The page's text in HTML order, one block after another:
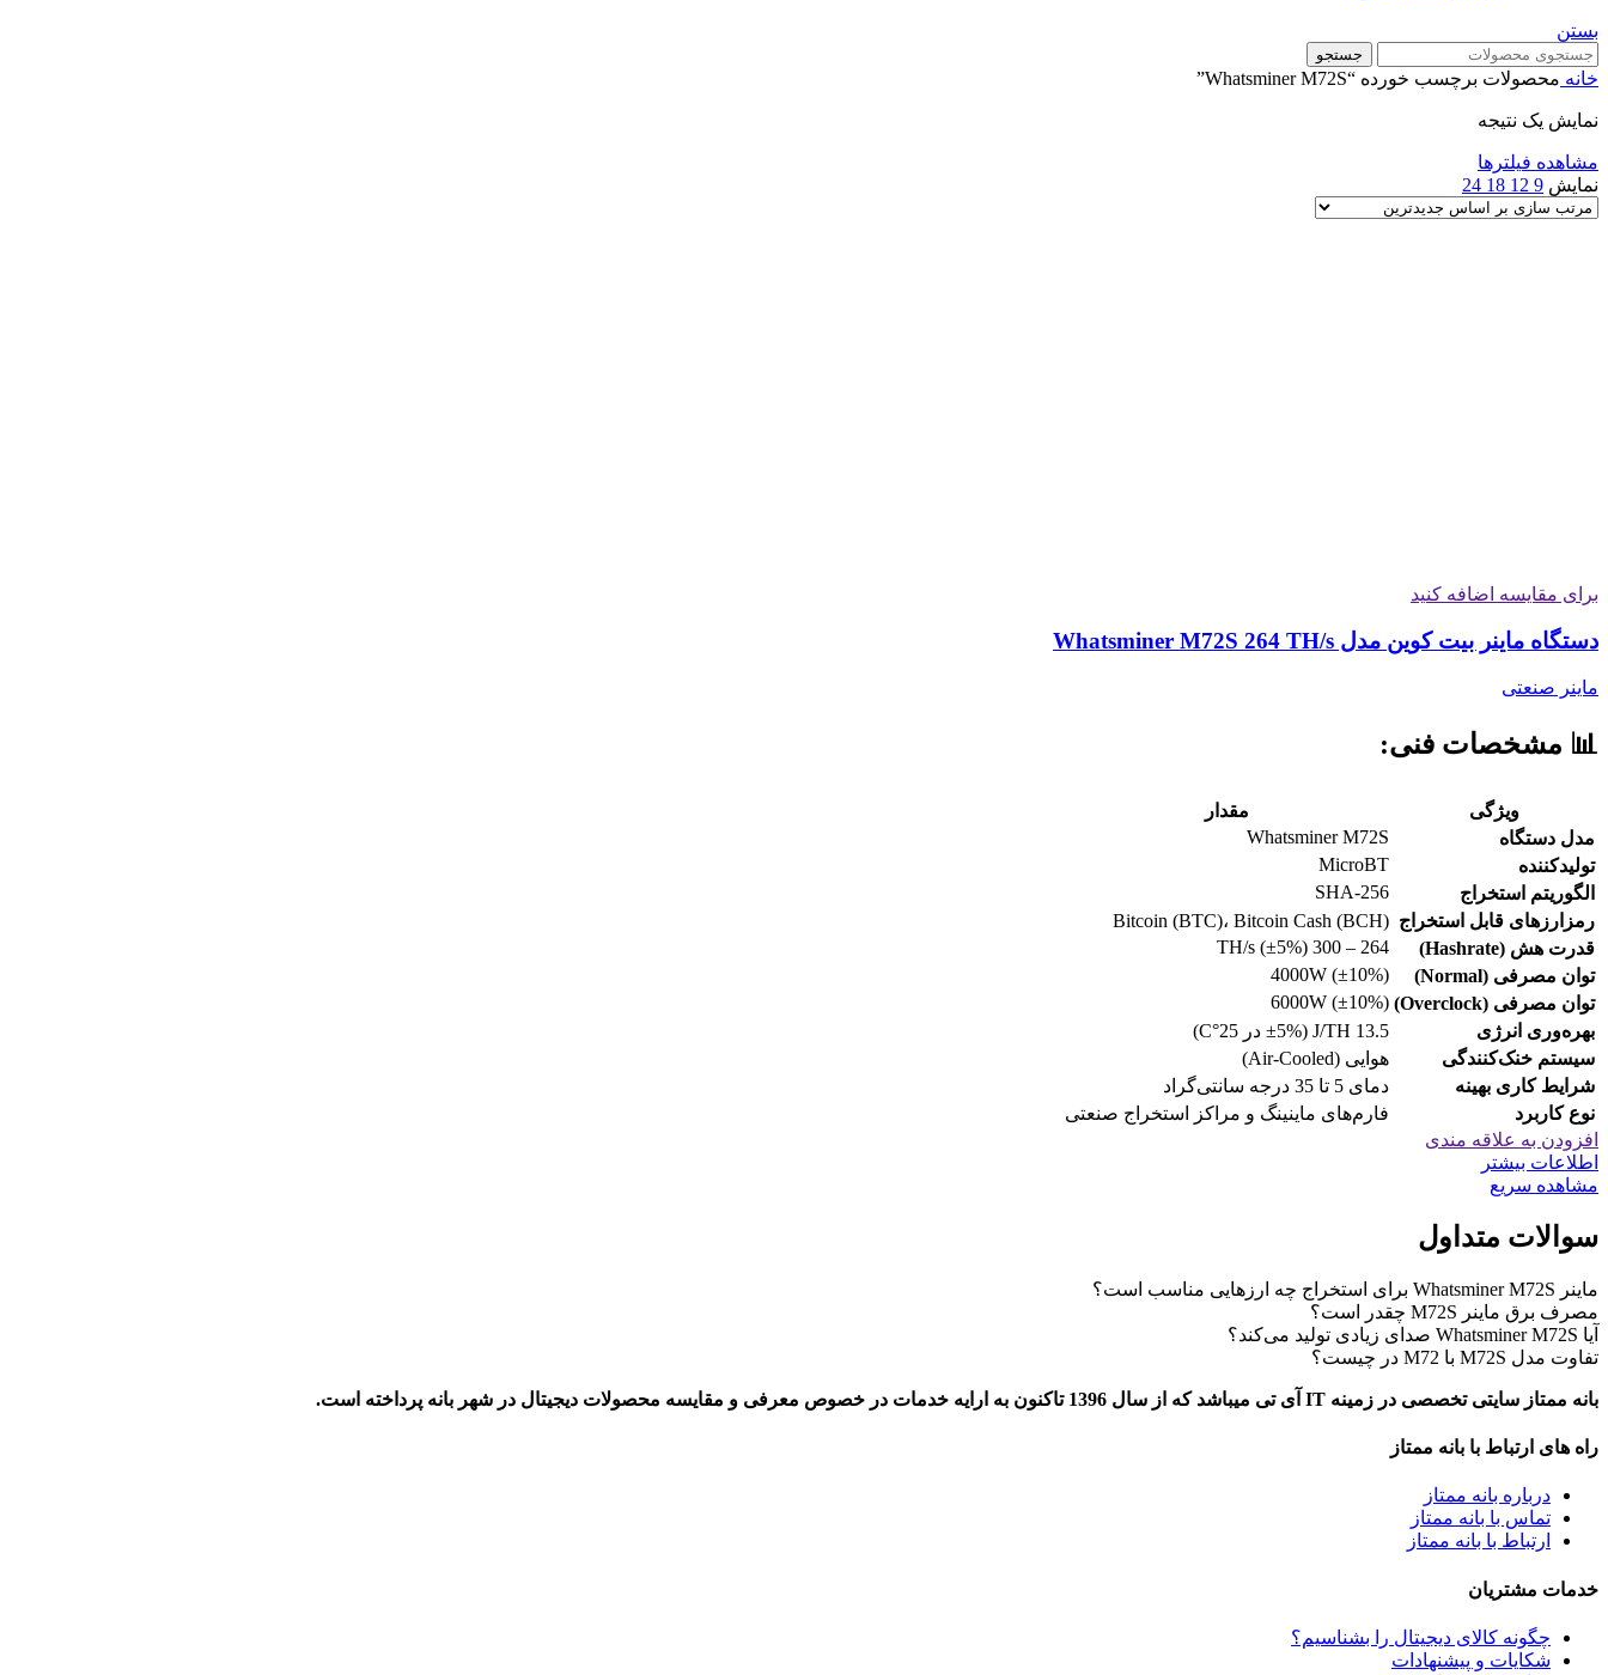
بستن
جستجو
خانه محصولات برچسب خورده “Whatsminer M72S”
نمایش یک نتیجه
مشاهده فیلترها
نمایش 9
12
18
24
برای مقایسه اضافه کنید
دستگاه ماینر بیت کوین مدل Whatsminer M72S 264 TH/s
ماینر صنعتی
📊 مشخصات فنی:
ویژگی
مقدار
مدل دستگاه
Whatsminer M72S
تولیدکننده
MicroBT
الگوریتم استخراج
SHA-256
رمزارزهای قابل استخراج Bitcoin (BTC)، Bitcoin Cash (BCH)
قدرت هش (Hashrate)
264 – 300 TH/s (±5%)
توان مصرفی (Normal)
4000W (±10%)
توان مصرفی (Overclock)
6000W (±10%)
بهره‌وری انرژی
13.5 J/TH (±5% در 25°C)
سیستم خنک‌کنندگی
هوایی (Air-Cooled)
شرایط کاری بهینه
دمای 5 تا 35 درجه سانتی‌گراد
نوع کاربرد
فارم‌های ماینینگ و مراکز استخراج صنعتی
افزودن به علاقه مندی
اطلاعات بیشتر
مشاهده سریع
سوالات متداول
ماینر Whatsminer M72S برای استخراج چه ارزهایی مناسب است؟
مصرف برق ماینر M72S چقدر است؟
آیا Whatsminer M72S صدای زیادی تولید می‌کند؟
تفاوت مدل M72S با M72 در چیست؟
بانه ممتاز سایتی تخصصی در زمینه IT آی تی میباشد که از سال 1396 تاکنون به ارایه خدمات در خصوص معرفی و مقایسه محصولات دیجیتال در شهر بانه پرداخته است.
راه های ارتباط با بانه ممتاز
درباره بانه ممتاز
تماس با بانه ممتاز
ارتباط با بانه ممتاز
خدمات مشتریان
چگونه کالای دیجیتال را بشناسیم؟
شکایات و پیشنهادات